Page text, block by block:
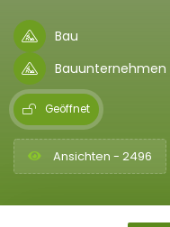
Bau
Bauunternehmen
Geöffnet
Ansichten - 2496